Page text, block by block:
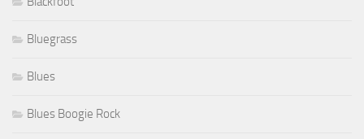
Bluegrass
Blues
Blues Boogie Rock